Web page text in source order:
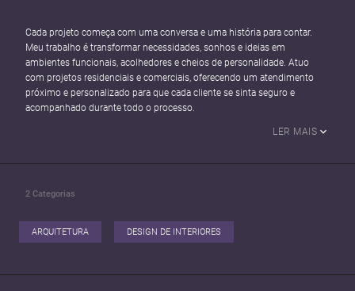
Cada projeto começa com uma conversa e uma história para contar.
Meu trabalho é transformar necessidades, sonhos e ideias em
ambientes funcionais, acolhedores e cheios de personalidade. Atuo
com projetos residenciais e comerciais, oferecendo um atendimento
próximo e personalizado para que cada cliente se sinta seguro e
acompanhado durante todo o processo.
LER MAIS
2 Categorias
ARQUITETURA DESIGN DE INTERIORES